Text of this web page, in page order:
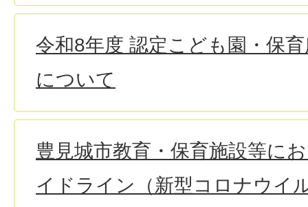
令和8年度 認定こども園・保
について
豊見城市教育・保育施設等に
イドライン（新型コロナウイ